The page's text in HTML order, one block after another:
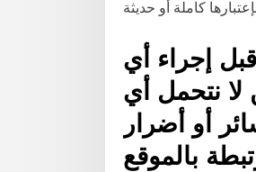
إجراء أي
لا نتحمل أي
أو أضرار